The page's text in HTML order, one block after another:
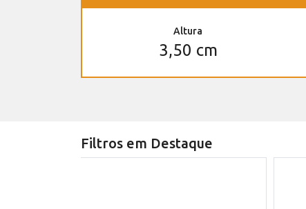
Altura
3,50 cm
Filtros em Destaque